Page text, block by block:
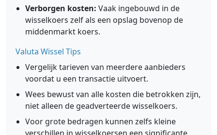
Verborgen kosten: Vaak ingebouwd in de
wisselkoers zelf als een opslag bovenop de
middenmarkt koers.
Valuta Wissel Tips
Vergelijk tarieven van meerdere aanbieders
voordat u een transactie uitvoert.
Wees bewust van alle kosten die betrokken zijn,
niet alleen de geadverteerde wisselkoers.
Voor grote bedragen kunnen zelfs kleine